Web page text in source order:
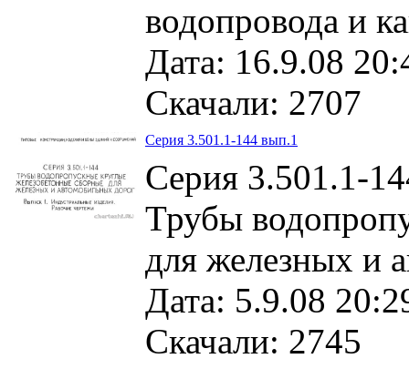
водопровода и
Дата: 16.9.08
Скачали: 2707
Серия 3.501.1-144 вып.1
Серия 3.501.1-
Трубы
для железных и
Дата: 5.9.08
Скачали: 2745